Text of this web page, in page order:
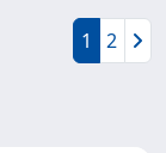
1 2